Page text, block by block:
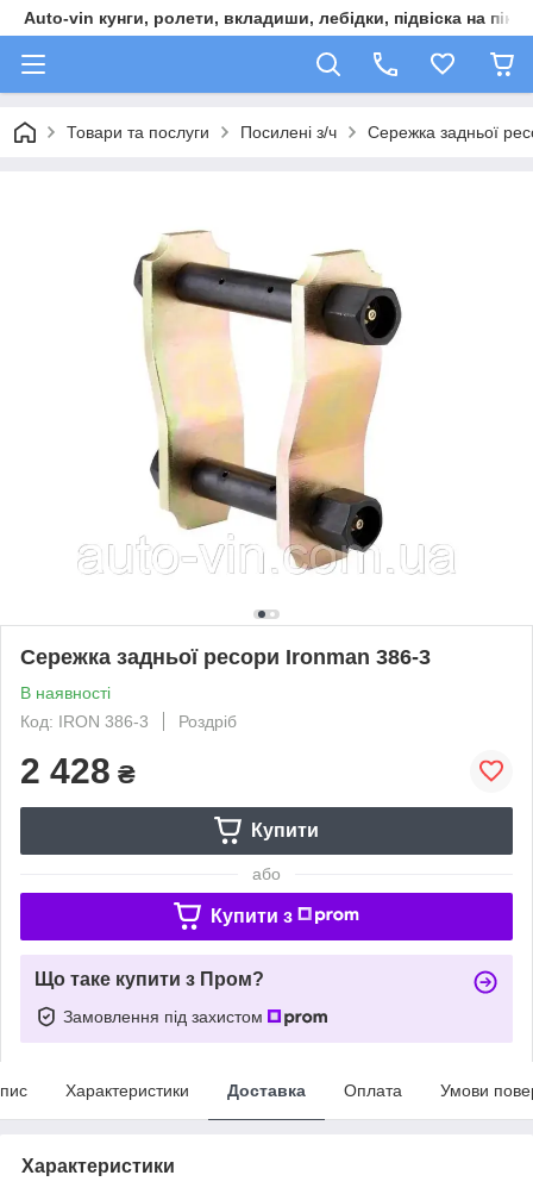
Auto-vin кунги, ролети, вкладиши, лебідки, підвіска на пікап
Товари та послуги Посилені з/ч Сережка задньої
Сережка задньої ресори Ironman 386-3
В наявності
Код: IRON 386-3
Роздріб
2 428 ₴
Купити
або
Купити з
Що таке купити з Пром?
Замовлення під захистом
Характеристики Доставка Оплата Умови
Характеристики